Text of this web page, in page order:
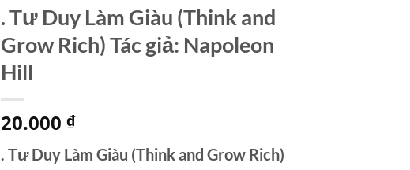
. Tư Duy Làm Giàu (Think and
Grow Rich) Tác giả: Napoleon
Hill
20.000₫
.Tư Duy Làm Giàu (Think and Grow Rich)